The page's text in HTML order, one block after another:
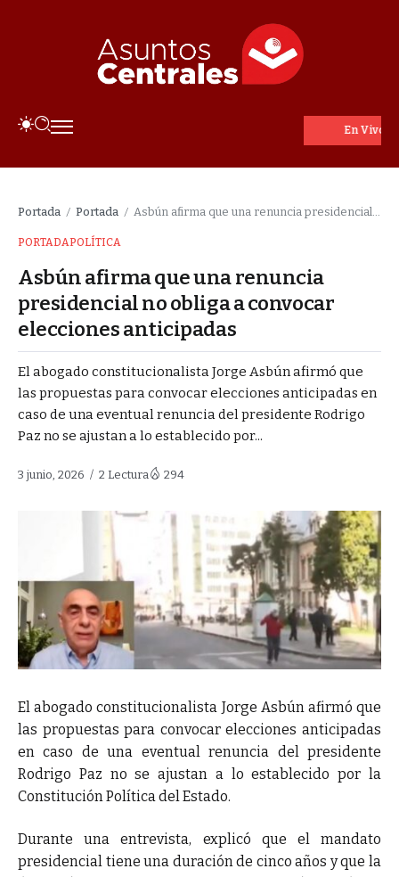
Portada / Portada / Asbún afirma que una renuncia presidencial no obliga a convocar elecciones anticipadas
PORTADAPOLÍTICA
Asbún afirma que una renuncia
presidencial no obliga a convocar
elecciones anticipadas
El abogado constitucionalista Jorge Asbún afirmó que
las propuestas para convocar elecciones anticipadas en
caso de una eventual renuncia del presidente Rodrigo
Paz no se ajustan a lo establecido por...
3 junio, 2026 2 Lectura 294
El abogado constitucionalista Jorge Asbún afirmó que
las propuestas para convocar elecciones anticipadas
en caso de una eventual renuncia del presidente
Rodrigo Paz no se ajustan a lo establecido por la
Constitución Política del Estado.
Durante una entrevista, explicó que el mandato
presidencial tiene una duración de cinco años y que la